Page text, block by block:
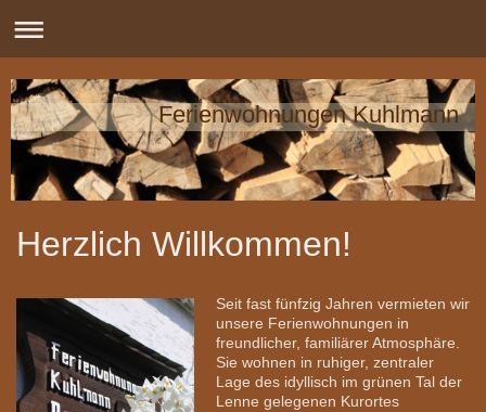
Ferienwohnungen Kuhlmann
Herzlich Willkommen!
Seit fast fünfzig Jahren vermieten wir
unsere Ferienwohnungen in
freundlicher, familiärer Atmosphäre.
Sie wohnen in ruhiger, zentraler
Lage des idyllisch im grünen Tal der
Lenne gelegenen Kurortes